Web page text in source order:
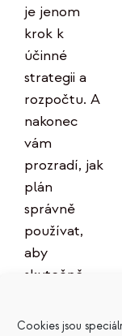
Cookies jsou
je jenom
krok k
účinné
strategii a
rozpočtu. A
nakonec
vám
prozradí, jak
plán
správně
používat,
aby
skutečně
očekávané